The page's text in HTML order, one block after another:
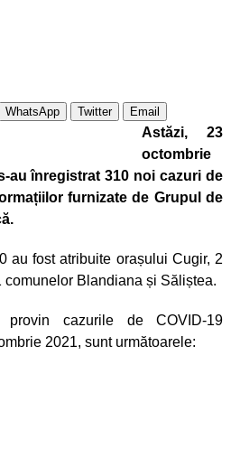
WhatsApp Twitter Email
Astăzi, 23
octombrie
au înregistrat 310 noi cazuri de
furnizate de Grupul de
au fost atribuite orașului Cugir, 2
comunelor Blandiana și Săliștea.
provin cazurile de COVID-19
2021, sunt următoarele: